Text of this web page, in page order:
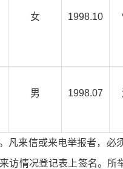
女 1998.10
男 1998.07
凡来信或来电举报者，
访情况登记表上签名。